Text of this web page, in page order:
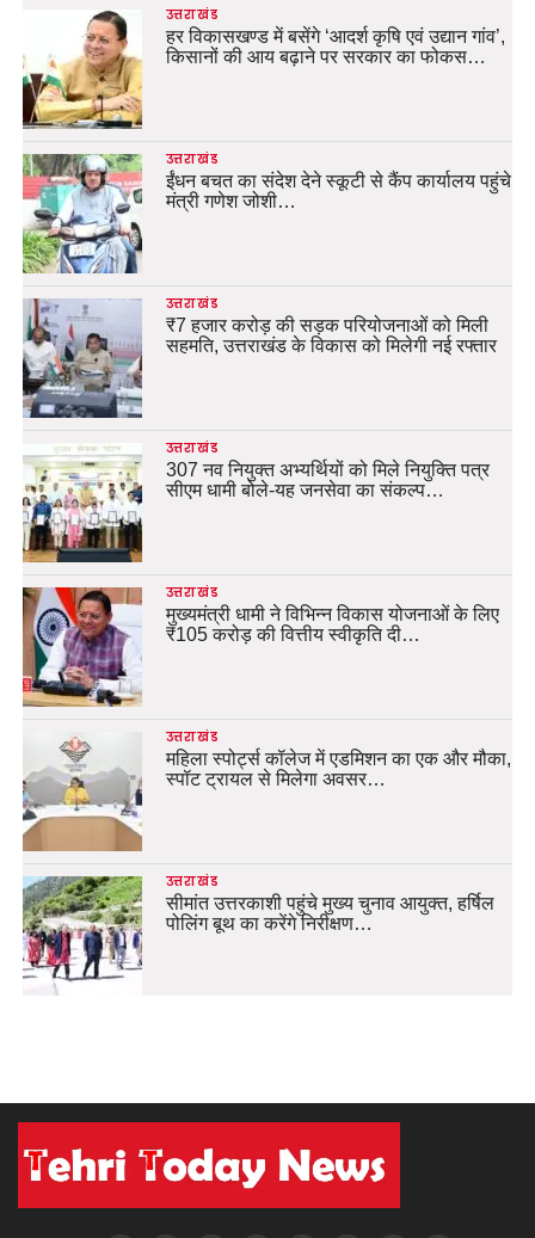
उत्तराखंड
हर विकासखण्ड में बसेंगे ‘आदर्श कृषि एवं उद्यान गांव’,
किसानों की आय बढ़ाने पर सरकार का फोकस…
उत्तराखंड
ईंधन बचत का संदेश देने स्कूटी से कैंप कार्यालय पहुंचे
मंत्री गणेश जोशी…
उत्तराखंड
₹7 हजार करोड़ की सड़क परियोजनाओं को मिली
सहमति, उत्तराखंड के विकास को मिलेगी नई रफ्तार
उत्तराखंड
307 नव नियुक्त अभ्यर्थियों को मिले नियुक्ति पत्र
सीएम धामी बोले-यह जनसेवा का संकल्प…
उत्तराखंड
मुख्यमंत्री धामी ने विभिन्न विकास योजनाओं के लिए
₹105 करोड़ की वित्तीय स्वीकृति दी…
उत्तराखंड
महिला स्पोर्ट्स कॉलेज में एडमिशन का एक और मौका,
स्पॉट ट्रायल से मिलेगा अवसर…
उत्तराखंड
सीमांत उत्तरकाशी पहुंचे मुख्य चुनाव आयुक्त, हर्षिल
पोलिंग बूथ का करेंगे निरीक्षण…